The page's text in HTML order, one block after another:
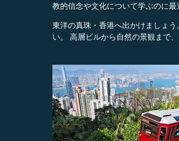
教的信念や文化について学ぶのに最
東洋の真珠・香港へ出かけましょ
い。 高層ビルから自然の景観まで